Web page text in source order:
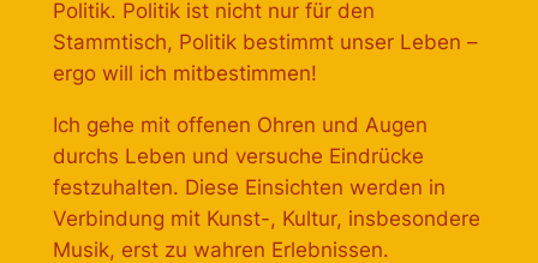
Politik. Politik ist nicht nur für den
Stammtisch, Politik bestimmt unser Leben –
ergo will ich mitbestimmen!
Ich gehe mit offenen Ohren und Augen
durchs Leben und versuche Eindrücke
festzuhalten. Diese Einsichten werden in
Verbindung mit Kunst-, Kultur, insbesondere
Musik, erst zu wahren Erlebnissen.